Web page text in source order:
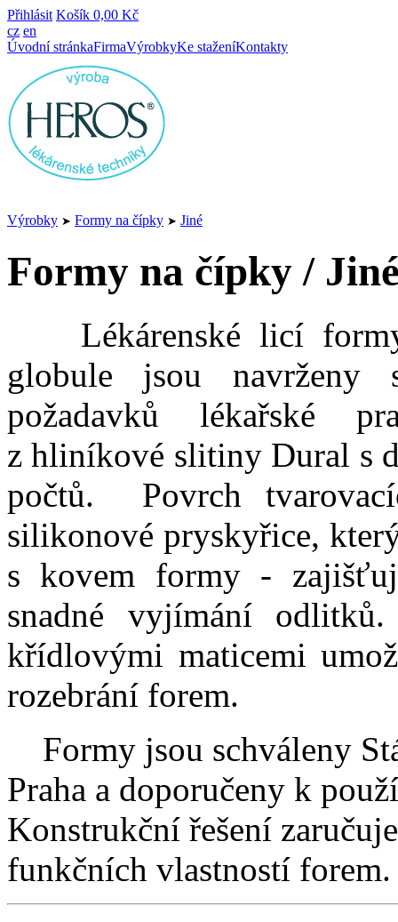
Přihlásit Košík 0,00 Kč
cz en
Úvodní stránkaFirmaVýrobkyKe staženíKontakty
Výrobky ➤ Formy na čípky ➤ Jiné
Formy na čípky /
Lékárenské licí
globule jsou navrženy
požadavků lékařské
z hliníkové slitiny Dural s
počtů. Povrch
silikonové pryskyřice,
s kovem formy -
snadné vyjímání
křídlovými maticemi
rozebrání forem.
Formy jsou schváleny
Praha a doporučeny k
Konstrukční řešení
funkčních vlastností forem.